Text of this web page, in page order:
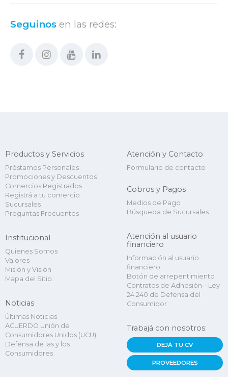
Seguinos en las redes:
Productos y Servicios
Préstamos Personales
Promociones y Descuentos
Comercios Registrados
Registrá a tu comercio
Sucursales
Preguntas Frecuentes
Institucional
Quienes Somos
Valores
Misión y Visión
Mapa del Sitio
Noticias
Últimas Noticias
ACUERDO Unión de
Consumidores Unidos (UCU)
Defensa de las y los
Consumidores
Atención y Contacto
Formulario de contacto
Cobros y Pagos
Medios de Pago
Búsqueda de Sucursales
Atención al usuario
financiero
Información al usuario
financiero
Botón de arrepentimiento
Contratos de Adhesión – Ley
24.240 de Defensa del
Consumidor
Trabajá con nosotros:
DEJÁ TU CV
PROVEEDORES